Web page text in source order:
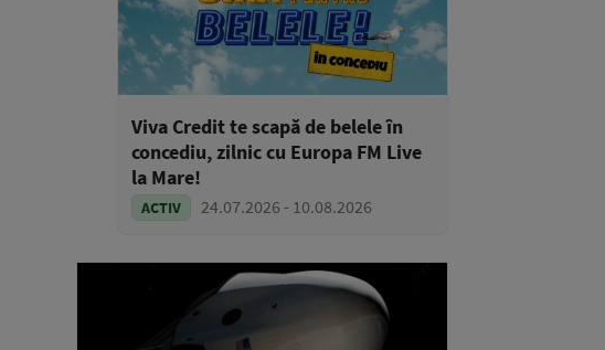
Viva Credit te scapă de belele în
concediu, zilnic cu Europa FM Live
la Mare!
ACTIV 24.07.2026 - 10.08.2026